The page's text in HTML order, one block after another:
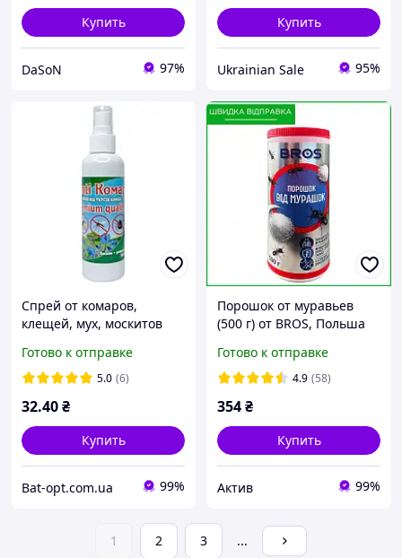
Купить
DaSoN 97%
Купить
Ukrainian Sale 95%
Спрей от комаров,
клещей, мух, москитов
100мл / Средство от
кровососущих насекомых
Готово к отправке
5.0 (6)
32.40₴
Купить
Bat-opt.com.ua 99%
Порошок от муравьев
(500 г) от BROS, Польша
Готово к отправке
4.9 (58)
354₴
Купить
Актив 99%
1 2 3 ...